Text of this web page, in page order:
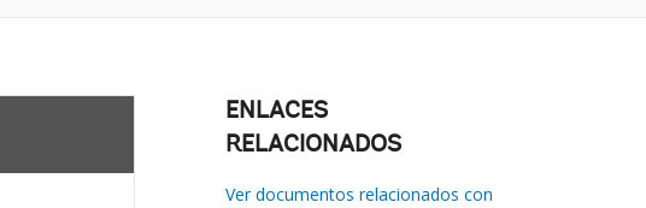
ENLACES
RELACIONADOS
Ver documentos relacionados con